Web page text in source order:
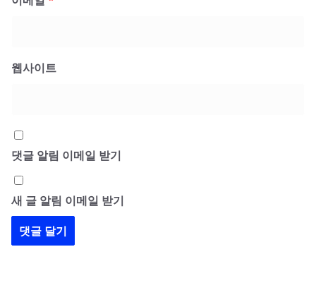
웹사이트
댓글 알림 이메일 받기
새 글 알림 이메일 받기